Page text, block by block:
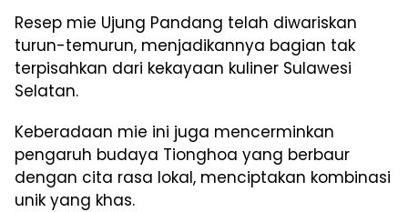
Resep mie Ujung Pandang telah diwariskan
turun-temurun, menjadikannya bagian tak
terpisahkan dari kekayaan kuliner Sulawesi
Selatan.
Keberadaan mie ini juga mencerminkan
pengaruh budaya Tionghoa yang berbaur
dengan cita rasa lokal, menciptakan kombinasi
unik yang khas.